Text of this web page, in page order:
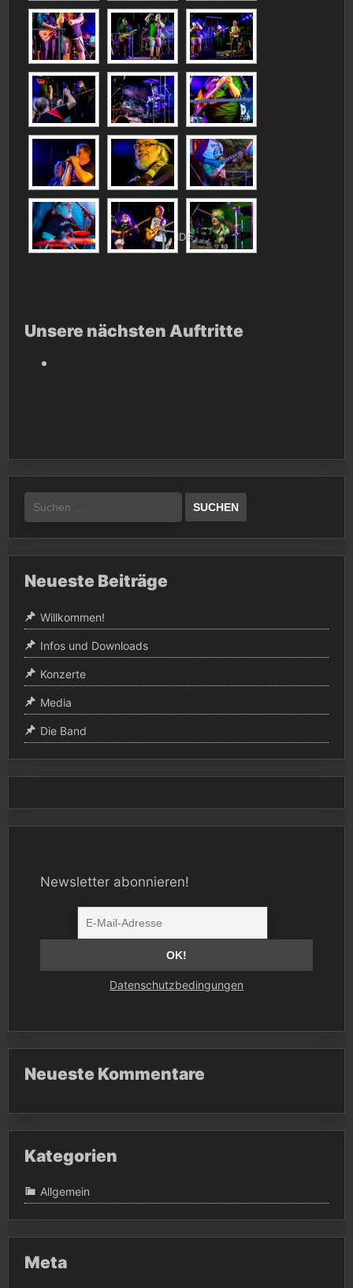
[SHOW SLIDESHOW]
Unsere nächsten Auftritte
Suchen
nach:
Neueste Beiträge
Willkommen!
Infos und Downloads
Konzerte
Media
Die Band
Newsletter abonnieren!
Datenschutzbedingungen
Neueste Kommentare
Kategorien
Allgemein
Meta